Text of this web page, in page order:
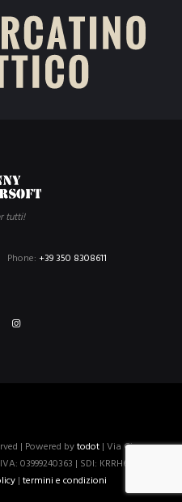
tutti!
Phone: +39 350 8308611
| Powered bytodot| Via Ciro
03999240363 | SDI: KRRH6B9 |
| termini e condizioni